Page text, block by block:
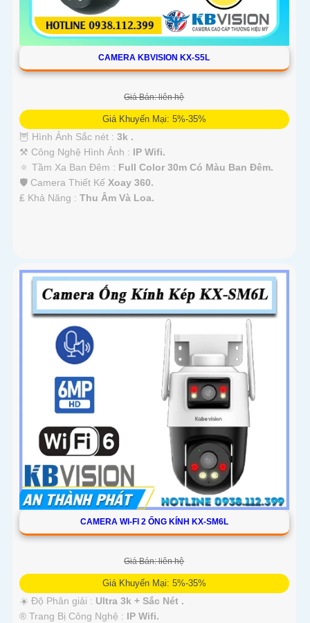
CAMERA KBVISION KX-S5L
Giá Bán: liên hệ
Giá Khuyến Mại: 5%-35%
🦉 Hình Ảnh Sắc nét : 3k .
⚒ Công Nghệ Hình Ảnh : IP Wifi.
🔅 Tầm Xa Ban Đêm : Full Color 30m Có Màu Ban Ðêm.
🛡 Camera Thiết Kế Xoay 360.
️₤ Khả Năng : Thu Âm Và Loa.
CAMERA WI-FI 2 ỐNG KÍNH KX-SM6L
Giá Bán: liên hệ
Giá Khuyến Mại: 5%-35%
☀️ Độ Phân giải : Ultra 3k + Sắc Nét .
®️ Trang Bị Công Nghệ : IP Wifi.